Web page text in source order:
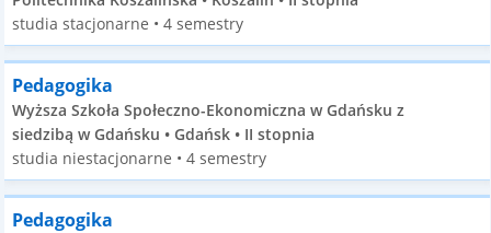
studia stacjonarne • 4 semestry
Pedagogika
Wyższa Szkoła Społeczno-Ekonomiczna w Gdańsku z
siedzibą w Gdańsku • Gdańsk • II stopnia
studia niestacjonarne • 4 semestry
Pedagogika